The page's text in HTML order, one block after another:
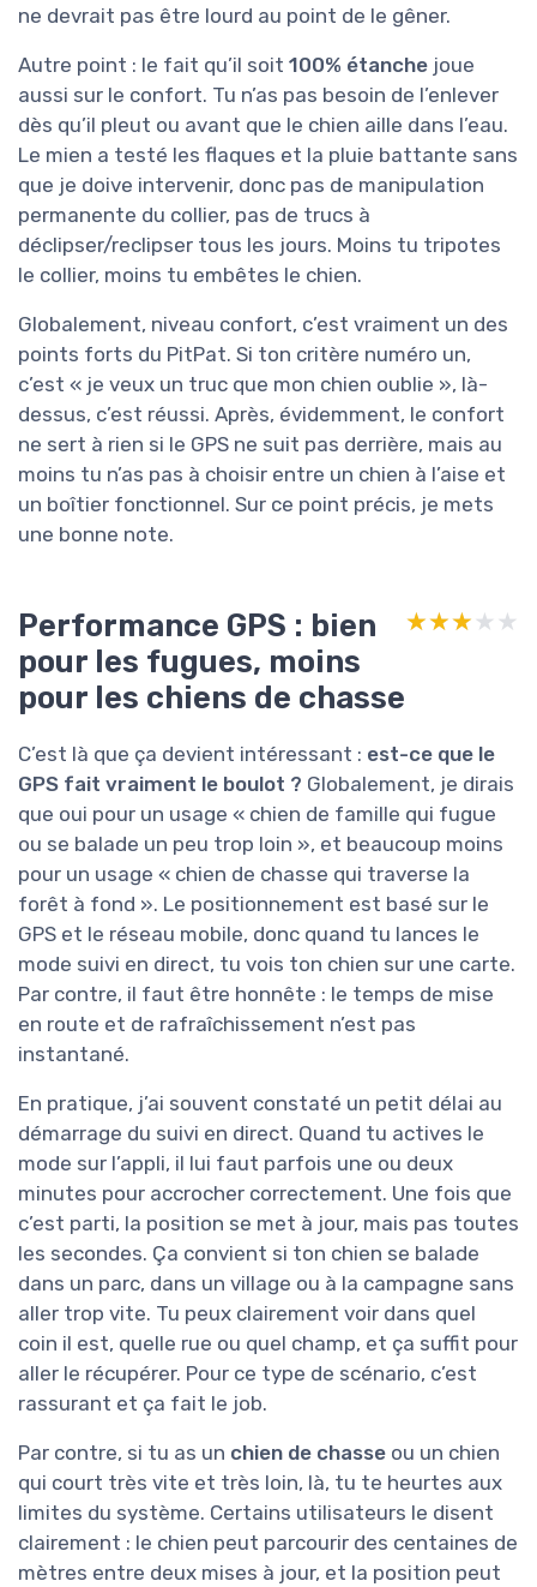
ne devrait pas être lourd au point de le gêner.
Autre point : le fait qu’il soit 100% étanche joue
aussi sur le confort. Tu n’as pas besoin de l’enlever
dès qu’il pleut ou avant que le chien aille dans l’eau.
Le mien a testé les flaques et la pluie battante sans
que je doive intervenir, donc pas de manipulation
permanente du collier, pas de trucs à
déclipser/reclipser tous les jours. Moins tu tripotes
le collier, moins tu embêtes le chien.
Globalement, niveau confort, c’est vraiment un des
points forts du PitPat. Si ton critère numéro un,
c’est « je veux un truc que mon chien oublie », là-
dessus, c’est réussi. Après, évidemment, le confort
ne sert à rien si le GPS ne suit pas derrière, mais au
moins tu n’as pas à choisir entre un chien à l’aise et
un boîtier fonctionnel. Sur ce point précis, je mets
une bonne note.
Performance GPS : bien
pour les fugues, moins
pour les chiens de chasse
★★★★★
★★★★★
C’est là que ça devient intéressant : est-ce que le
GPS fait vraiment le boulot ? Globalement, je dirais
que oui pour un usage « chien de famille qui fugue
ou se balade un peu trop loin », et beaucoup moins
pour un usage « chien de chasse qui traverse la
forêt à fond ». Le positionnement est basé sur le
GPS et le réseau mobile, donc quand tu lances le
mode suivi en direct, tu vois ton chien sur une carte.
Par contre, il faut être honnête : le temps de mise
en route et de rafraîchissement n’est pas
instantané.
En pratique, j’ai souvent constaté un petit délai au
démarrage du suivi en direct. Quand tu actives le
mode sur l’appli, il lui faut parfois une ou deux
minutes pour accrocher correctement. Une fois que
c’est parti, la position se met à jour, mais pas toutes
les secondes. Ça convient si ton chien se balade
dans un parc, dans un village ou à la campagne sans
aller trop vite. Tu peux clairement voir dans quel
coin il est, quelle rue ou quel champ, et ça suffit pour
aller le récupérer. Pour ce type de scénario, c’est
rassurant et ça fait le job.
Par contre, si tu as un chien de chasse ou un chien
qui court très vite et très loin, là, tu te heurtes aux
limites du système. Certains utilisateurs le disent
clairement : le chien peut parcourir des centaines de
mètres entre deux mises à jour, et la position peut